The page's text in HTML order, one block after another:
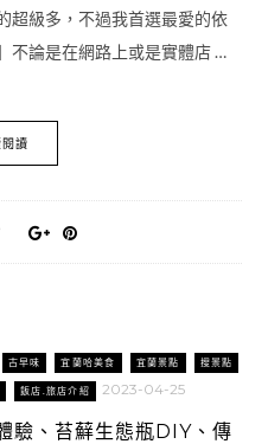
超級多，不過我首選最愛的依
不論是在網路上或是實體店 …
閱讀
古早味 宜蘭哈美食 宜蘭景點 搜景點
飯店.旅店介紹 2023-04-25
驗、苔蘚生態瓶DIY、傳